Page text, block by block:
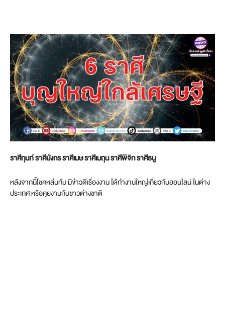
ราศีกุมภ์ ราศีมังกร ราศีเมษ ราศีเมถุน ราศีพิจิก ราศีธนู
หลังจากนี้โชคหล่นทับ มีข่าวดีเรื่องงาน ได้ทำงานใหญ่เกี่ยวกับออนไลน์ ในต่าง
ประเทศ หรือคุยงานกับชาวต่างชาติ